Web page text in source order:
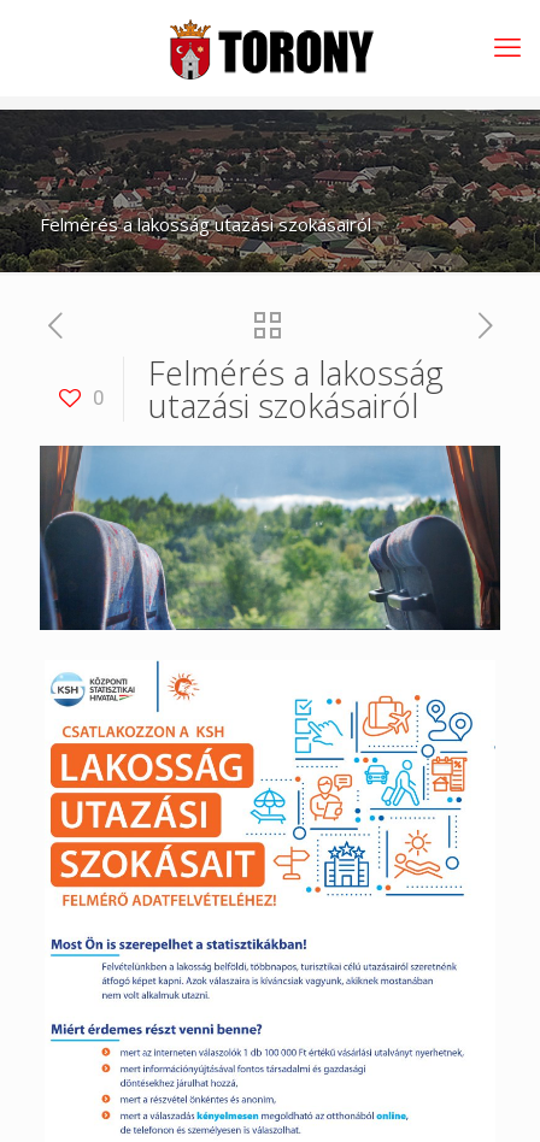
Felmérés a lakosság utazási szokásairól
0
Felmérés a lakosság
utazási szokásairól